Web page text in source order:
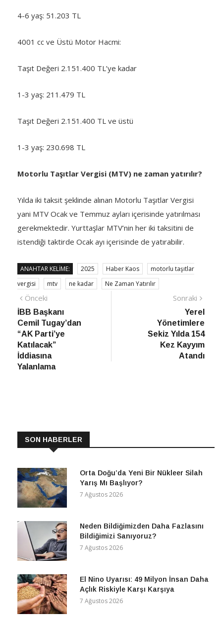
4-6 yaş: 51.203 TL
4001 cc ve Üstü Motor Hacmi:
Taşıt Değeri 2.151.400 TL’ye kadar
1-3 yaş: 211.479 TL
Taşıt Değeri 2.151.400 TL ve üstü
1-3 yaş: 230.698 TL
Motorlu Taşıtlar Vergisi (MTV) ne zaman yatırılır?
Yılda iki taksit şeklinde alınan Motorlu Taşıtlar Vergisi
yani MTV Ocak ve Temmuz ayları içerisinde yatırılması
gerekmektedir. Yurttaşlar MTV’nin her iki taksitini de
istendiği taktirde Ocak ayı içerisinde de yatırabilir.
ANAHTAR KELIME: 2025 Haber Kaos
motorlu taşıtlar
vergisi
mtv ne kadar Ne Zaman Yatırılır
Yazı
gezinmesi
Önceki
haber
İBB Başkanı
Cemil Tugay’dan
“AK Parti’ye
Katılacak”
İddiasına
Yalanlama
Sonraki
Yerel
Yönetimlere
Sekiz Yılda 154
Kez Kayyım
Atandı
SON HABERLER
Orta Doğu’da Yeni Bir Nükleer Silah
Yarış Mı Başlıyor?
7 Ağustos 2026
Neden Bildiğimizden Daha Fazlasını
Bildiğimizi Sanıyoruz?
7 Ağustos 2026
El Nino Uyarısı: 49 Milyon İnsan Daha
Açlık Riskiyle Karşı Karşıya
7 Ağustos 2026